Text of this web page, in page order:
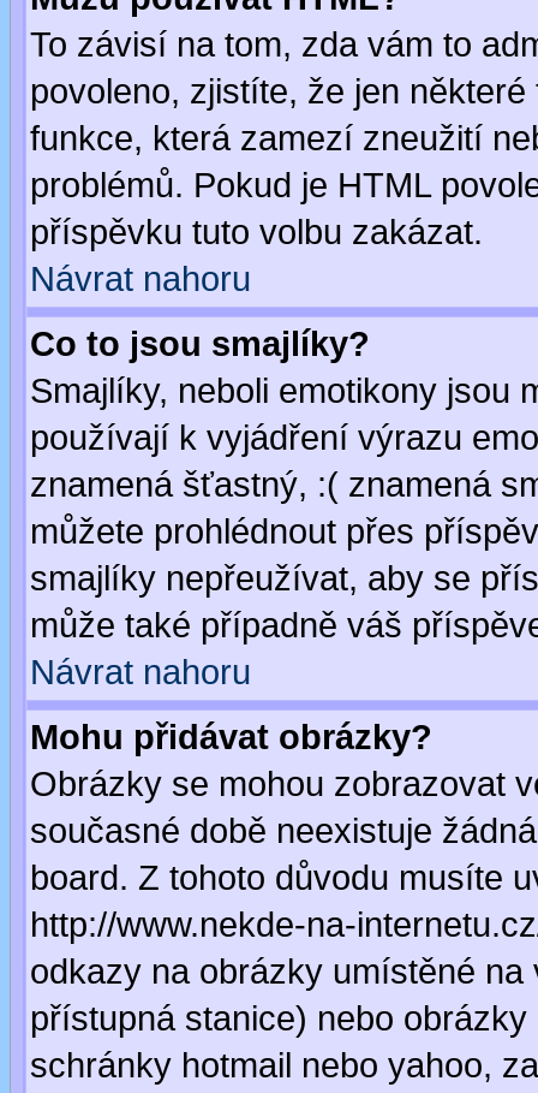
To závisí na tom, zda vám to
povoleno, zjistíte, že jen
funkce, která zamezí zneužití
problémů. Pokud je HTML
příspěvku tuto volbu zakázat.
Návrat nahoru
Co to jsou smajlíky?
Smajlíky, neboli emotikony jsou
používají k vyjádření výrazu
znamená šťastný, :( znamená
můžete prohlédnout přes
smajlíky nepřeužívat, aby se
může také případně váš
Návrat nahoru
Mohu přidávat obrázky?
Obrázky se mohou zobrazovat
současné době neexistuje
board. Z tohoto důvodu musíte
http://www.nekde-na-
odkazy na obrázky umístěné
přístupná stanice) nebo
schránky hotmail nebo yahoo,